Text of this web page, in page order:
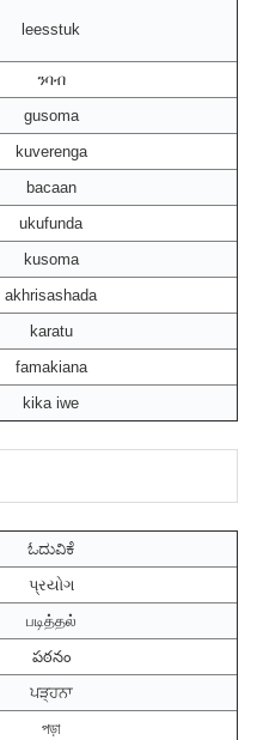
leesstuk
ንባብ
gusoma
kuverenga
bacaan
ukufunda
kusoma
akhrisashada
karatu
famakiana
kika iwe
ಓದುವಿಕೆ
પ્રયોગ
படித்தல்
పఠనం
ਪੜ੍ਹਨਾ
পড়া